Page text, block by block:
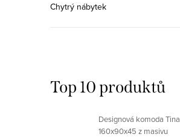
Chytrý nábytek
Top 10 produktů
Designová komoda Tina
160x90x45 z masivu